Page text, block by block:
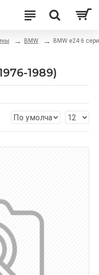
BMW BMW e24 6
1989)